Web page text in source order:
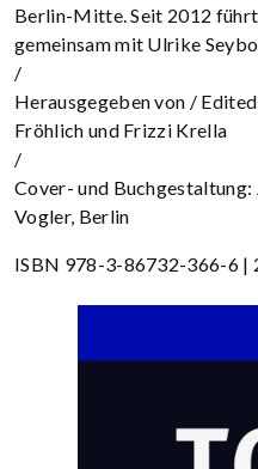
Berlin-Mitte. Seit 2012
gemeinsam mit Ulrike
/
Herausgegeben von /
Fröhlich und Frizzi Krella
/
Cover- und Buchgestaltung:
Vogler, Berlin
ISBN 978-3-86732-366-6 |